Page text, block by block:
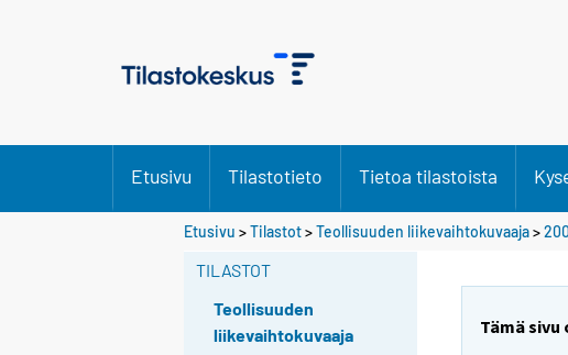
Etusivu Tilastotieto Tietoa tilastoista
Etusivu >Tilastot>Teollisuuden liikevaihtokuvaaja>
TILASTOT
Teollisuuden
liikevaihtokuvaaja
Tämä